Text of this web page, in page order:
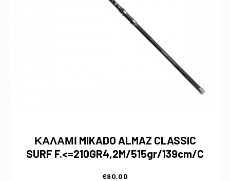
ΚΑΛΑΜΙ MIKADO ALMAZ CLASSIC
SURF F.<=210GR4,2M/515gr/139cm/C
€90,00